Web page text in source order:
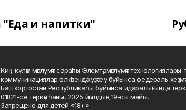
"Еда и напитки"
Киң-күләм мәғлүмәт сараһы Элемтә, мәғлүмәт технологиялары
коммуникациялар өлкәһендә күҙәтеү буйынса федераль
Башҡортостан Республикаһы буйынса идаралығында
01821-се теркәү һаны, 2025 йылдың 19-сы майы.
Запрещено для детей «18+»